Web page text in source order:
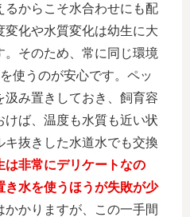
るからこそ水合わせにも配
変化や水質変化は幼生に大
。そのため、常に同じ環境
使うのが安心です。ペッ
汲み置きしておき、飼育容
ば、温度も水質も近い状
抜きした水道水でも交換
は非常にデリケートなの
き水を使うほうが失敗が少
かかりますが、この一手間